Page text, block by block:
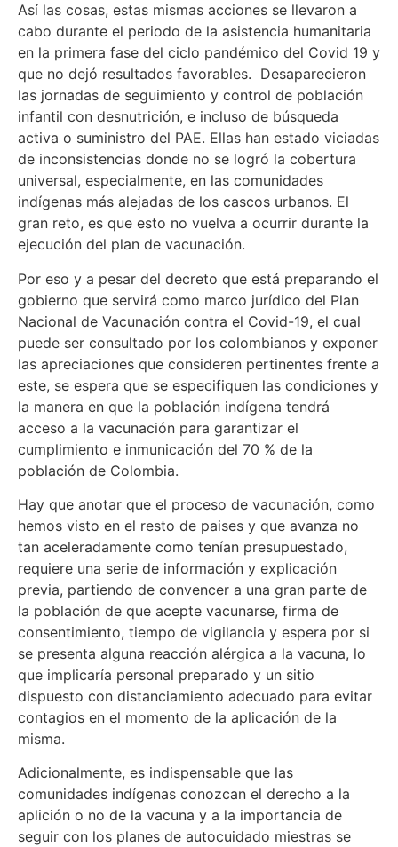
Así las cosas, estas mismas acciones se llevaron a
cabo durante el periodo de la asistencia humanitaria
en la primera fase del ciclo pandémico del Covid 19 y
que no dejó resultados favorables. Desaparecieron
las jornadas de seguimiento y control de población
infantil con desnutrición, e incluso de búsqueda
activa o suministro del PAE. Ellas han estado viciadas
de inconsistencias donde no se logró la cobertura
universal, especialmente, en las comunidades
indígenas más alejadas de los cascos urbanos. El
gran reto, es que esto no vuelva a ocurrir durante la
ejecución del plan de vacunación.
Por eso y a pesar del decreto que está preparando el
gobierno que servirá como marco jurídico del Plan
Nacional de Vacunación contra el Covid-19, el cual
puede ser consultado por los colombianos y exponer
las apreciaciones que consideren pertinentes frente a
este, se espera que se especifiquen las condiciones y
la manera en que la población indígena tendrá
acceso a la vacunación para garantizar el
cumplimiento e inmunicación del 70 % de la
población de Colombia.
Hay que anotar que el proceso de vacunación, como
hemos visto en el resto de paises y que avanza no
tan aceleradamente como tenían presupuestado,
requiere una serie de información y explicación
previa, partiendo de convencer a una gran parte de
la población de que acepte vacunarse, firma de
consentimiento, tiempo de vigilancia y espera por si
se presenta alguna reacción alérgica a la vacuna, lo
que implicaría personal preparado y un sitio
dispuesto con distanciamiento adecuado para evitar
contagios en el momento de la aplicación de la
misma.
Adicionalmente, es indispensable que las
comunidades indígenas conozcan el derecho a la
aplición o no de la vacuna y a la importancia de
seguir con los planes de autocuidado miestras se